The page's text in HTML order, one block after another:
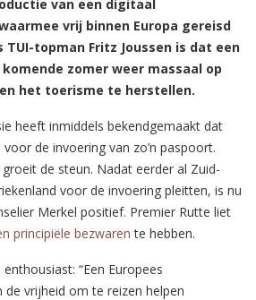
van een digitaal
vrij binnen Europa gereisd
TUI-topman Fritz Joussen is dat een
zomer weer massaal op
het toerisme te herstellen.
heeft inmiddels bekendgemaakt dat
voor de invoering van zo’n paspoort.
de steun. Nadat eerder al Zuid-
voor de invoering pleitten, is nu
Merkel positief. Premier Rutte liet
principiële bezwaren te hebben.
“Een Europees
vrijheid om te reizen helpen